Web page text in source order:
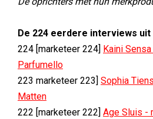
De 224 eerdere interviews
224 [marketeer 224] Kaini
Parfumello
223 marketeer 223] Sophia
Matten
222 [marketeer 222] Age Sluis -